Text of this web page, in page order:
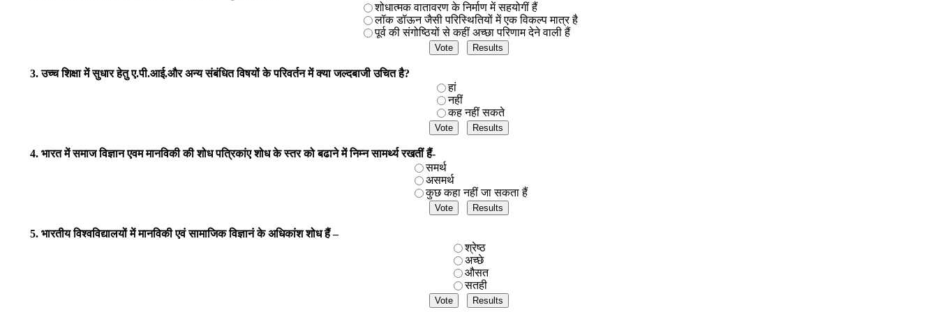
शोधात्मक वातावरण के निर्माण में सहयोगीं हैं
लॉक डॉऊन जैसी परिस्थितियों में एक विकल्प मात्र है
पूर्व की संगोष्ठियों से कहीं अच्छा परिणाम देने वाली हैं
3. उच्च शिक्षा में सुधार हेतु ए.पी.आई.और अन्य संबंधित विषयों के परिवर्तन में क्या जल्दबाजी उचित है?
हां
नहीं
कह नहीं सकते
4. भारत में समाज विज्ञान एवम मानविकी की शोध पत्रिकांए शोध के स्तर को बढाने में निम्न सामर्थ्य रखतीं हैं-
समर्थ
असमर्थ
कुछ कहा नहीं जा सकता हैं
5. भारतीय विश्वविद्यालयों में मानविकी एवं सामाजिक विज्ञानं के अधिकांश शोध हैं –
श्रेष्ठ
अच्छे
औसत
सतही